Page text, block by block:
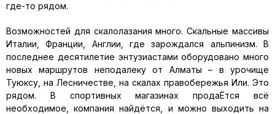
где-то рядом.
Возможностей для скалолазания много. Скальные массивы
Италии, Франции, Англии, где зарождался альпинизм. В
последнее десятилетие энтузиастами оборудовано много
новых маршрутов неподалеку от Алматы – в урочище
Туюксу, на Лесничестве, на скалах правобережья Или. Это
рядом. В спортивных магазинах продаЁтся всё
необходимое, компания найдётся, и можно выходить на